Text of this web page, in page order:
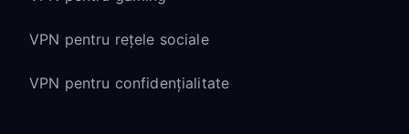
conținut se adaptează locației VPN
afișa conținut specific regiunii
VPN pentru rețele sociale
VPN pentru confidențialitate